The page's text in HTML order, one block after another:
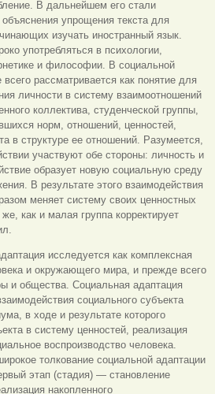
В дальнейшем его стали
упрощения текста для
изучать иностранный язык.
употребляться в психологии,
и философии. В социальной
рассматривается как понятие для
личности в систему взаимоотношений
коллектива, студенческой группы,
норм, отношений, ценностей,
в структуре ее отношений. Разумеется,
участвуют обе стороны: личность и
образует новую социальную среду
В результате этого взаимодействия
меняет систему своих ценностных
как и малая группа корректирует
исследуется как комплексная
и окружающего мира, и прежде всего
и общества. Социальная адаптация
социального субъекта
в ходе и результате которого
в систему ценностей, реализация
воспроизводство человека.
толкование социальной адаптации
этап (стадия) — становление
накопленного